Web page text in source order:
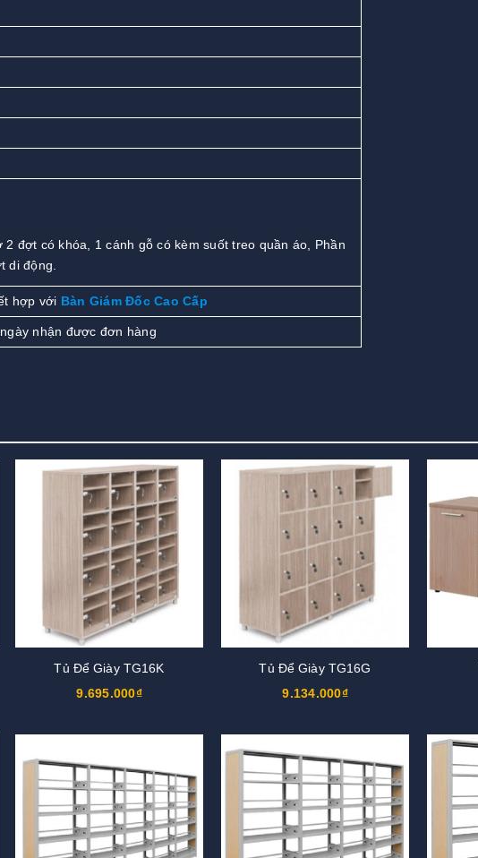
đợt có khóa, 1 cánh gỗ có kèm suốt treo quần áo, Phần
di động.
hợp với Bàn Giám Đốc Cao Cấp
nhận được đơn hàng
Tủ Để Giày TG16K
9.695.000₫
Tủ Để Giày TG16G
9.134.000₫